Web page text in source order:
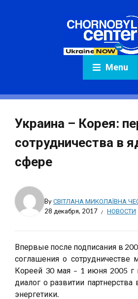
Menu
Украина – Корея:
сотрудничества в
сфере
ByСВІТЛАНА МИКОЛАЇВНА
28 декабря, 2017
НОВОСТИ
Впервые после подписания в
соглашения о сотрудничестве
Кореей 30 мая – 1 июня 2005 г
диалог о развитии партнерства
энергетики.